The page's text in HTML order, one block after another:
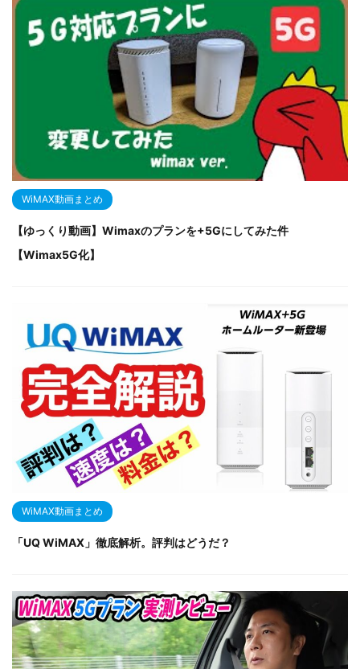
WiMAX動画まとめ
【ゆっくり動画】Wimaxのプランを+5Gにしてみた件
【Wimax5G化】
WiMAX動画まとめ
「UQ WiMAX」徹底解析。評判はどうだ？